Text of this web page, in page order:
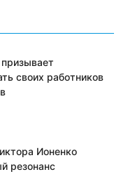
своих работников
Ионенко
резонанс